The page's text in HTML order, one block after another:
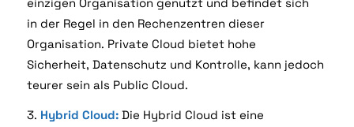
in der Regel in den Rechenzentren dieser
Organisation. Private Cloud bietet hohe
Sicherheit, Datenschutz und Kontrolle, kann jedoch
teurer sein als Public Cloud.
3. Hybrid Cloud:Die Hybrid Cloud ist eine